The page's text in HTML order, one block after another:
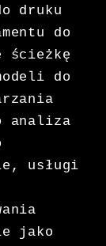
druku
do
ścieżkę
do
analiza
usługi
jako